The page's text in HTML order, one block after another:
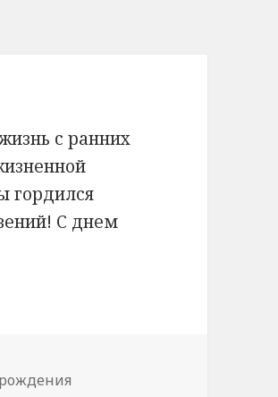
с ранних
гордился
С днем